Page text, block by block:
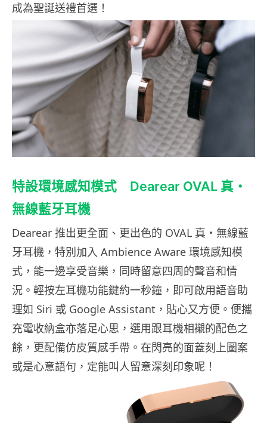
成為聖誕送禮首選！
特設環境感知模式 Dearear OVAL 真・
無線藍牙耳機
Dearear 推出更全面、更出色的 OVAL 真・無線藍
牙耳機，特別加入 Ambience Aware 環境感知模
式，能一邊享受音樂，同時留意四周的聲音和情
況。輕按左耳機功能鍵約一秒鐘，即可啟用語音助
理如 Siri 或 Google Assistant，貼心又方便。便攜
充電收納盒亦落足心思，選用跟耳機相襯的配色之
餘，更配備仿皮質感手帶。在閃亮的面蓋刻上圖案
或是心意語句，定能叫人留意深刻印象呢！